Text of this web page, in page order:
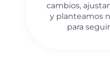
cambios,
y planteamos
para